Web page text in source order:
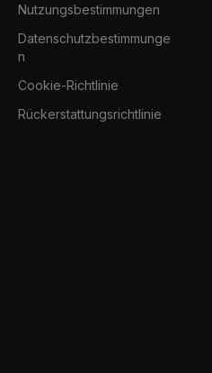
Nutzungsbestimmungen
Datenschutzbestimmunge
n
Cookie-Richtlinie
Rückerstattungsrichtlinie